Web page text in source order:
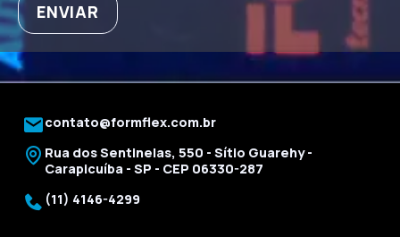
ENVIAR
contato@formflex.com.br
Rua dos Sentinelas, 550 - Sítio Guarehy -
Carapicuíba - SP - CEP 06330-287
(11) 4146-4299